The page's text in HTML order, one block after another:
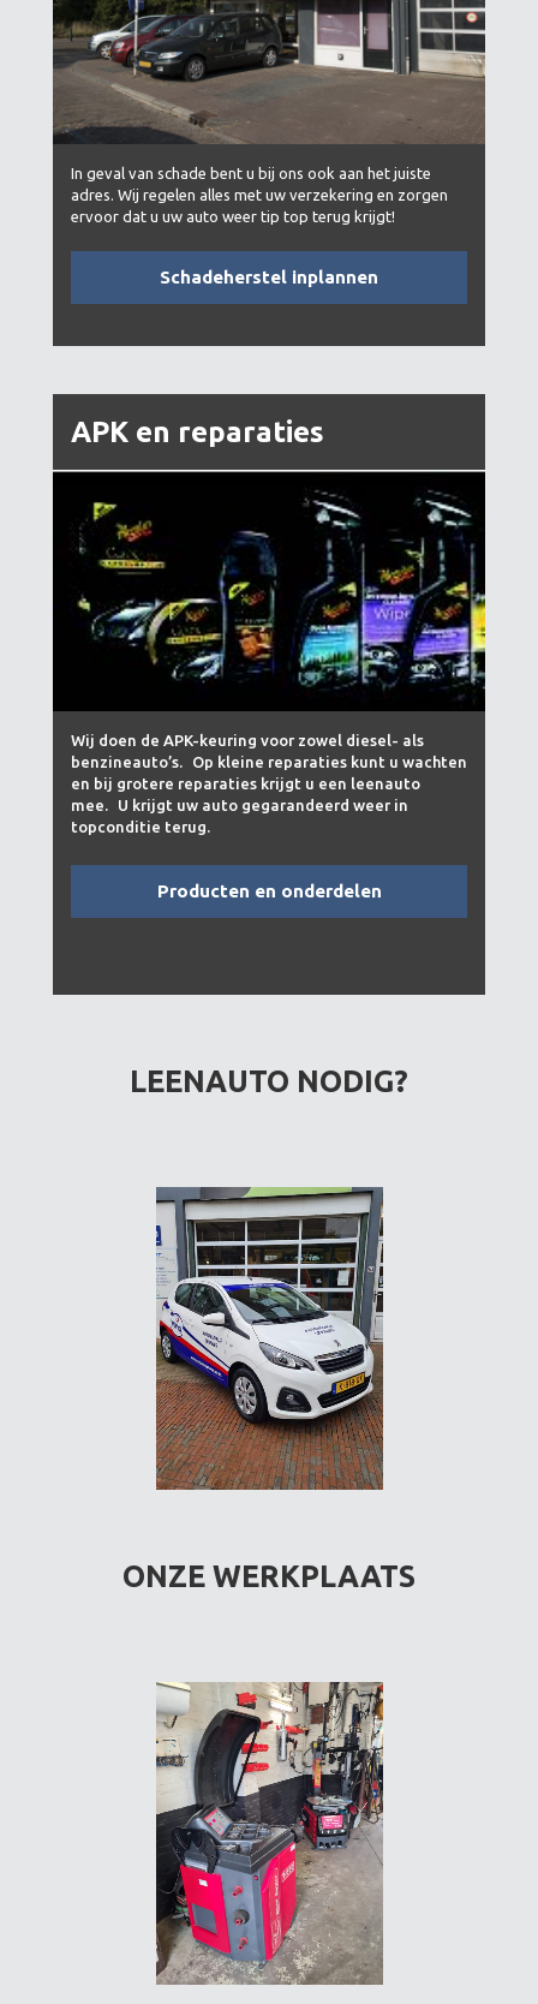
In geval van schade bent u bij ons ook aan het juiste
adres. Wij regelen alles met uw verzekering en zorgen
ervoor dat u uw auto weer tip top terug krijgt!
Schadeherstel inplannen
APK en reparaties
Wij doen de APK-keuring voor zowel diesel- als
benzineauto’s. Op kleine reparaties kunt u wachten
en bij grotere reparaties krijgt u een leenauto
mee. U krijgt uw auto gegarandeerd weer in
topconditie terug.
Producten en onderdelen
LEENAUTO NODIG?
ONZE WERKPLAATS